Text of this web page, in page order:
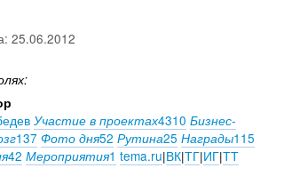
25.06.2012
Участие в проектах4310 Бизнес-
137 Фото дня52 Рутина25 Награды115
42 Мероприятия1 tema.ru|ВК|ТГ|ИГ|ТТ